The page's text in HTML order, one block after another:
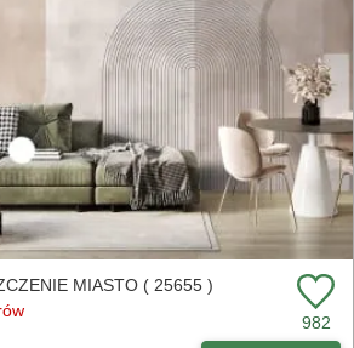
MIASTO ( 25655 )
982